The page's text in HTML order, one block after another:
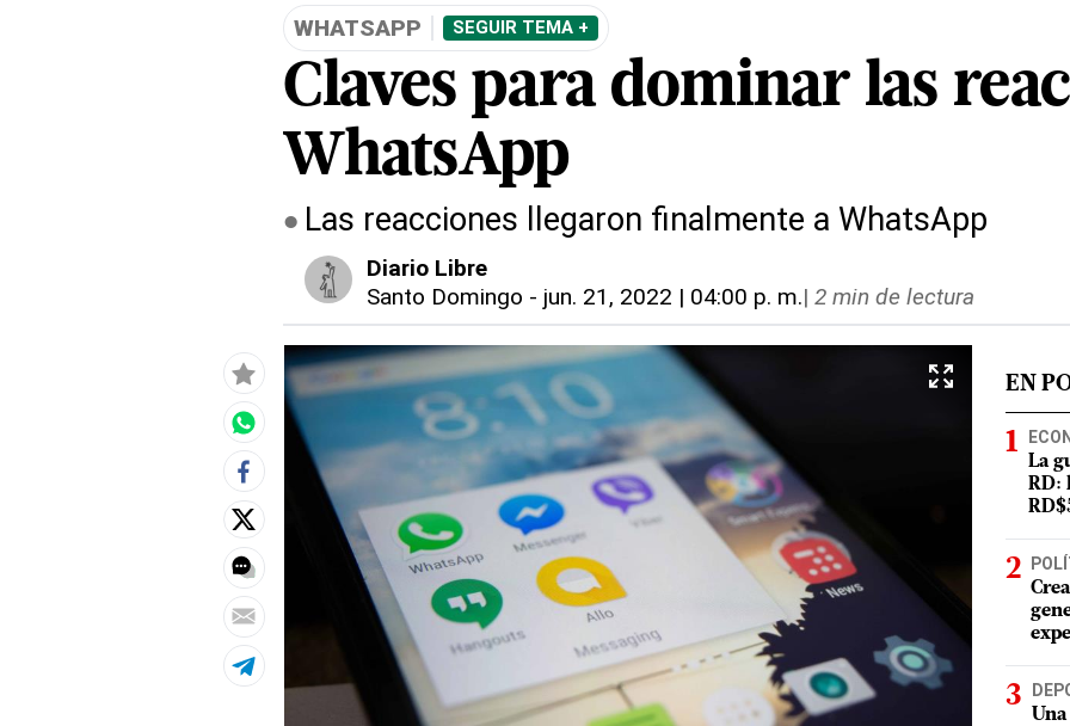
WHATSAPP SEGUIR TEMA +
Claves para dominar las
WhatsApp
Las reacciones llegaron finalmente a WhatsApp
Diario Libre
Santo Domingo - jun. 21, 2022 | 04:00 p. m.| 2 min de lectura
EN
La
RD: